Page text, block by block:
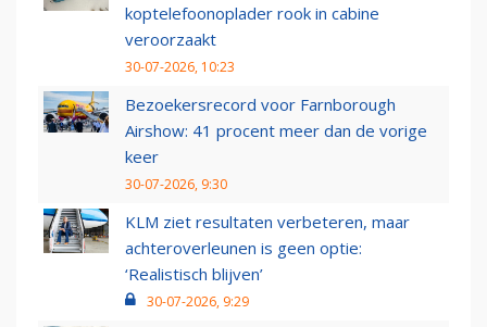
koptelefoonoplader rook in cabine
veroorzaakt
30-07-2026, 10:23
Bezoekersrecord voor Farnborough
Airshow: 41 procent meer dan de vorige
keer
30-07-2026, 9:30
KLM ziet resultaten verbeteren, maar
achteroverleunen is geen optie:
‘Realistisch blijven’
30-07-2026, 9:29